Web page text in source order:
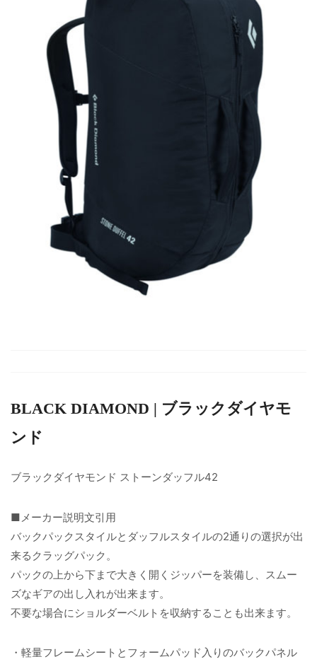
BLACK DIAMOND | ブラックダイヤモ
ンド
ブラックダイヤモンド ストーンダッフル42
■メーカー説明文引用
バックパックスタイルとダッフルスタイルの2通りの選択が出
来るクラッグパック。
パックの上から下まで大きく開くジッパーを装備し、スムー
ズなギアの出し入れが出来ます。
不要な場合にショルダーベルトを収納することも出来ます。
・軽量フレームシートとフォームパッド入りのバックパネル